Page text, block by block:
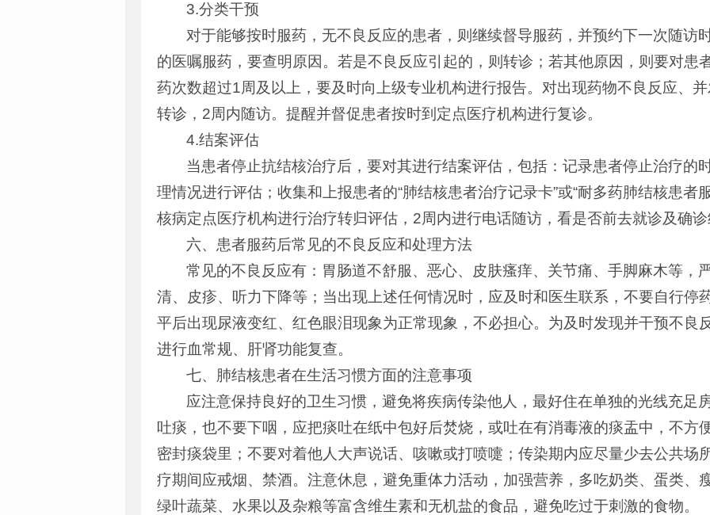
3.分类干预
对于能够按时服药，无不良反应的患者，则继续督导服药，并预约下一次随访
的医嘱服药，要查明原因。若是不良反应引起的，则转诊；若其他原因，则要对患
药次数超过1周及以上，要及时向上级专业机构进行报告。对出现药物不良反应、
转诊，2周内随访。提醒并督促患者按时到定点医疗机构进行复诊。
4.结案评估
当患者停止抗结核治疗后，要对其进行结案评估，包括：记录患者停止治疗的
理情况进行评估；收集和上报患者的“肺结核患者治疗记录卡”或“耐多药肺结核患者
核病定点医疗机构进行治疗转归评估，2周内进行电话随访，看是否前去就诊及确
六、患者服药后常见的不良反应和处理方法
常见的不良反应有：胃肠道不舒服、恶心、皮肤瘙痒、关节痛、手脚麻木等，
清、皮疹、听力下降等；当出现上述任何情况时，应及时和医生联系，不要自行停
平后出现尿液变红、红色眼泪现象为正常现象，不必担心。为及时发现并干预不良
进行血常规、肝肾功能复查。
七、肺结核患者在生活习惯方面的注意事项
应注意保持良好的卫生习惯，避免将疾病传染他人，最好住在单独的光线充足
吐痰，也不要下咽，应把痰吐在纸中包好后焚烧，或吐在有消毒液的痰盂中，不方
密封痰袋里；不要对着他人大声说话、咳嗽或打喷嚏；传染期内应尽量少去公共场
疗期间应戒烟、禁酒。注意休息，避免重体力活动，加强营养，多吃奶类、蛋类、
绿叶蔬菜、水果以及杂粮等富含维生素和无机盐的食品，避免吃过于刺激的食物。